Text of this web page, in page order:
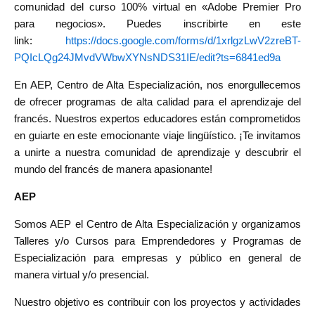
comunidad del curso 100% virtual en «Adobe Premier Pro
para negocios». Puedes inscribirte en este
link:
https://docs.google.com/forms/d/1xrlgzLwV2zreBT-
PQIcLQg24JMvdVWbwXYNsNDS31IE/edit?ts=6841ed9a
En AEP, Centro de Alta Especialización, nos enorgullecemos
de ofrecer programas de alta calidad para el aprendizaje del
francés. Nuestros expertos educadores están comprometidos
en guiarte en este emocionante viaje lingüístico. ¡Te invitamos
a unirte a nuestra comunidad de aprendizaje y descubrir el
mundo del francés de manera apasionante!
AEP
Somos AEP el Centro de Alta Especialización y organizamos
Talleres y/o Cursos para Emprendedores y Programas de
Especialización para empresas y público en general de
manera virtual y/o presencial.
Nuestro objetivo es contribuir con los proyectos y actividades